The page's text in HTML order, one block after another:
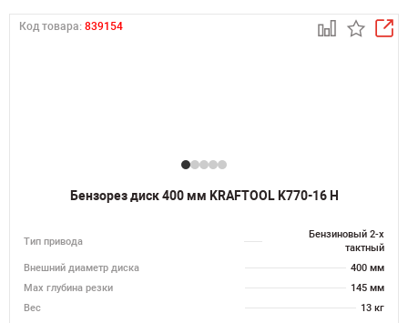
Код товара: 839154
Бензорез диск 400 мм KRAFTOOL K770-16 H
Тип привода
Бензиновый 2-х
тактный
Внешний диаметр диска
400 мм
Max глубина резки
145 мм
Вес
13 кг